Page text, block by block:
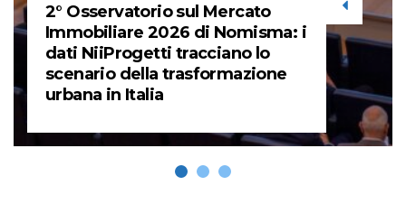
2° Osservatorio sul Mercato
Immobiliare 2026 di Nomisma: i
dati NiiProgetti tracciano lo
scenario della trasformazione
urbana in Italia